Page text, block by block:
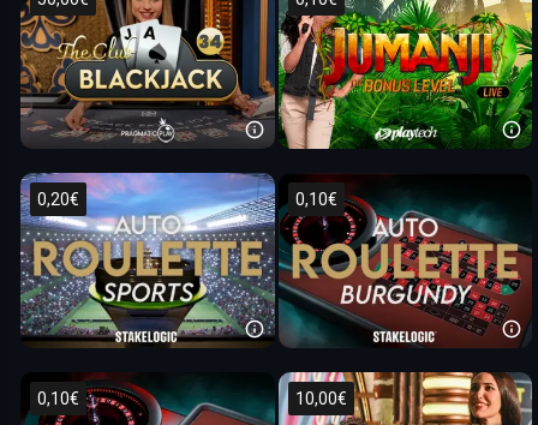
0,20€ 0,10€
0,10€ 10,00€